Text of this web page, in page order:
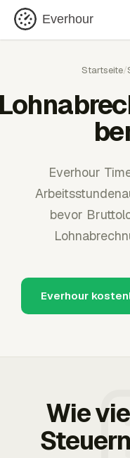
Everhour
Startseite/
Everhour
bevor
Everhour
Wie